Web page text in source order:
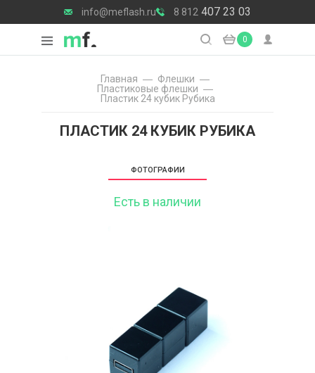
info@meflash.ru 8 812 407 23 03
0
Главная
Флешки
Пластиковые флешки
Пластик 24 кубик Рубика
ПЛАСТИК 24 КУБИК РУБИКА
ФОТОГРАФИИ
Есть в наличии